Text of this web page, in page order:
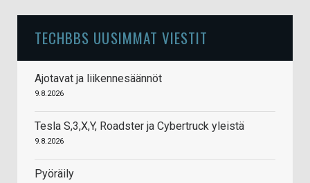
TECHBBS UUSIMMAT VIESTIT
Ajotavat ja liikennesäännöt
9.8.2026
Tesla S,3,X,Y, Roadster ja Cybertruck yleistä
9.8.2026
Pyöräily